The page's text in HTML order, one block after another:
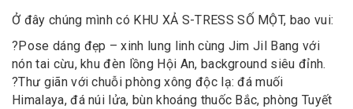
Ở đây chúng mình có KHU XẢ S-TRESS SỐ MỘT, bao vui:
?Pose dáng đẹp – xinh lung linh cùng Jim Jil Bang với
nón tai cừu, khu đèn lồng Hội An, background siêu đỉnh.
?Thư giãn với chuỗi phòng xông độc lạ: đá muối
Himalaya, đá núi lửa, bùn khoáng thuốc Bắc, phòng Tuyết